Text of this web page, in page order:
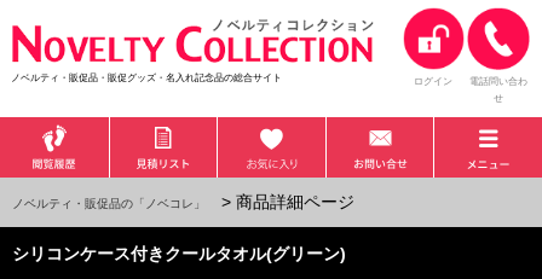
ノベルティ・販促品・販促グッズ・名入れ記念品の総合サイト ログイン
電話問い合わ
せ
ノベルティ・販促品の「ノベコレ」 > 商品詳細ページ
シリコンケース付きクールタオル(グリーン)